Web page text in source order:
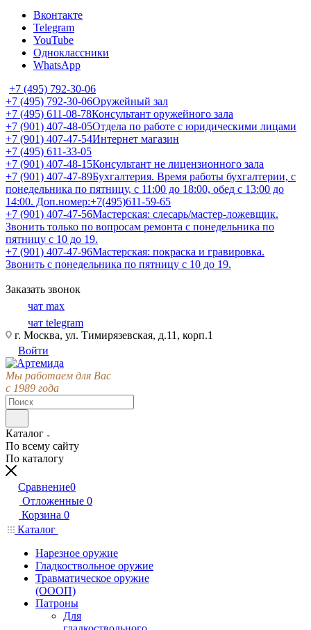
Вконтакте
Telegram
YouTube
Одноклассники
WhatsApp
+7 (495) 792-30-06
+7 (495) 792-30-06Оружейный зал
+7 (495) 611-08-78Консультант оружейного зала
+7 (901) 407-48-05Отдела по работе с юридическими лицами
+7 (901) 407-47-54Интернет магазин
+7 (495) 611-33-05
+7 (901) 407-48-15Консультант не лицензионного зала
+7 (901) 407-47-89Бухгалтерия. Время работы бухгалтерии, с
понедельника по пятницу, с 11:00 до 18:00, обед с 13:00 до
14:00. Доп.номер:+7(495)611-59-65
+7 (901) 407-47-56Мастерская: слесарь/мастер-ложевщик.
Звонить только по вопросам ремонта с понедельника по
пятницу с 10 до 19.
+7 (901) 407-47-96Мастерская: покраска и гравировка.
Звонить с понедельника по пятницу с 10 до 19.
Заказать звонок
чат max
чат telegram
г. Москва, ул. Тимирязевская, д.11, корп.1
Войти
Мы работаем для Вас
с 1989 года
Каталог
По всему сайту
По каталогу
Сравнение0
Отложенные 0
Корзина 0
Каталог
Нарезное оружие
Гладкоствольное оружие
Травматическое оружие
(ОООП)
Патроны
Для